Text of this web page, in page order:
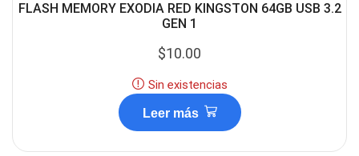
FLASH MEMORY EXODIA RED KINGSTON 64GB USB 3.2
GEN 1
$10.00
Sin existencias
Leer más